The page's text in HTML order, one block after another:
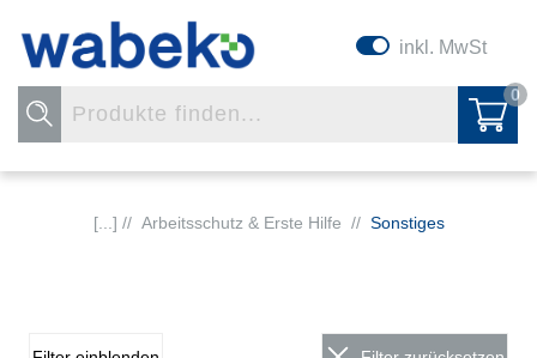
inkl. MwSt
0
[...] // Arbeitsschutz & Erste Hilfe // Sonstiges